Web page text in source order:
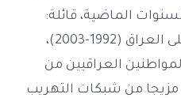
الماضية، قائلة:
"فترة الحصار الاقتصادي على العراق (1992-2003)،
العراقيين من
من شبكات التهريب